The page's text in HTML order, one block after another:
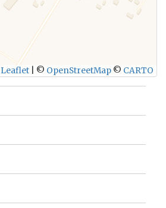
WYŚLIJ
Leaflet © OpenStreetMap © CARTO